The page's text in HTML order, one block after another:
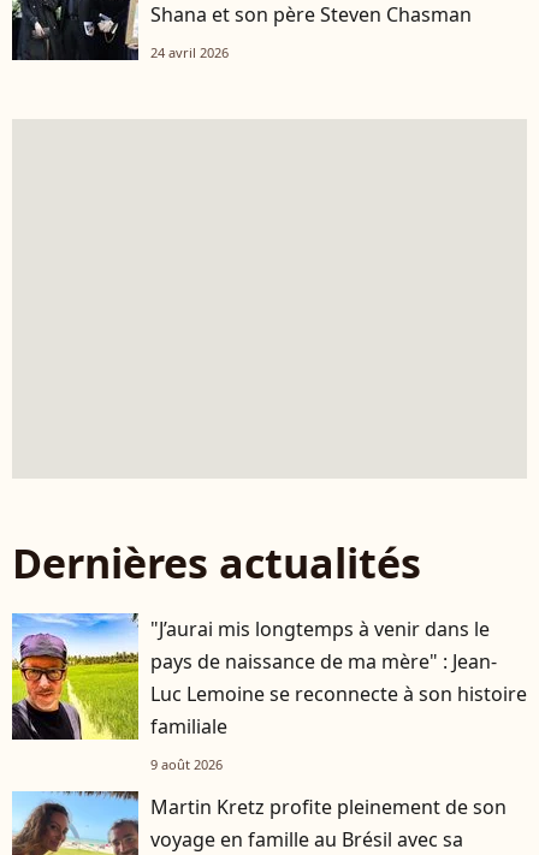
Shana et son père Steven Chasman
24 avril 2026
Dernières actualités
"J’aurai mis longtemps à venir dans le
pays de naissance de ma mère" : Jean-
Luc Lemoine se reconnecte à son histoire
familiale
9 août 2026
Martin Kretz profite pleinement de son
voyage en famille au Brésil avec sa